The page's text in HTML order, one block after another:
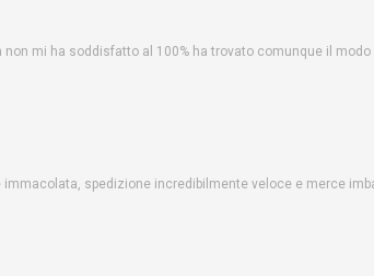
mi ha soddisfatto al 100% ha trovato comunque il
spedizione incredibilmente veloce e merce